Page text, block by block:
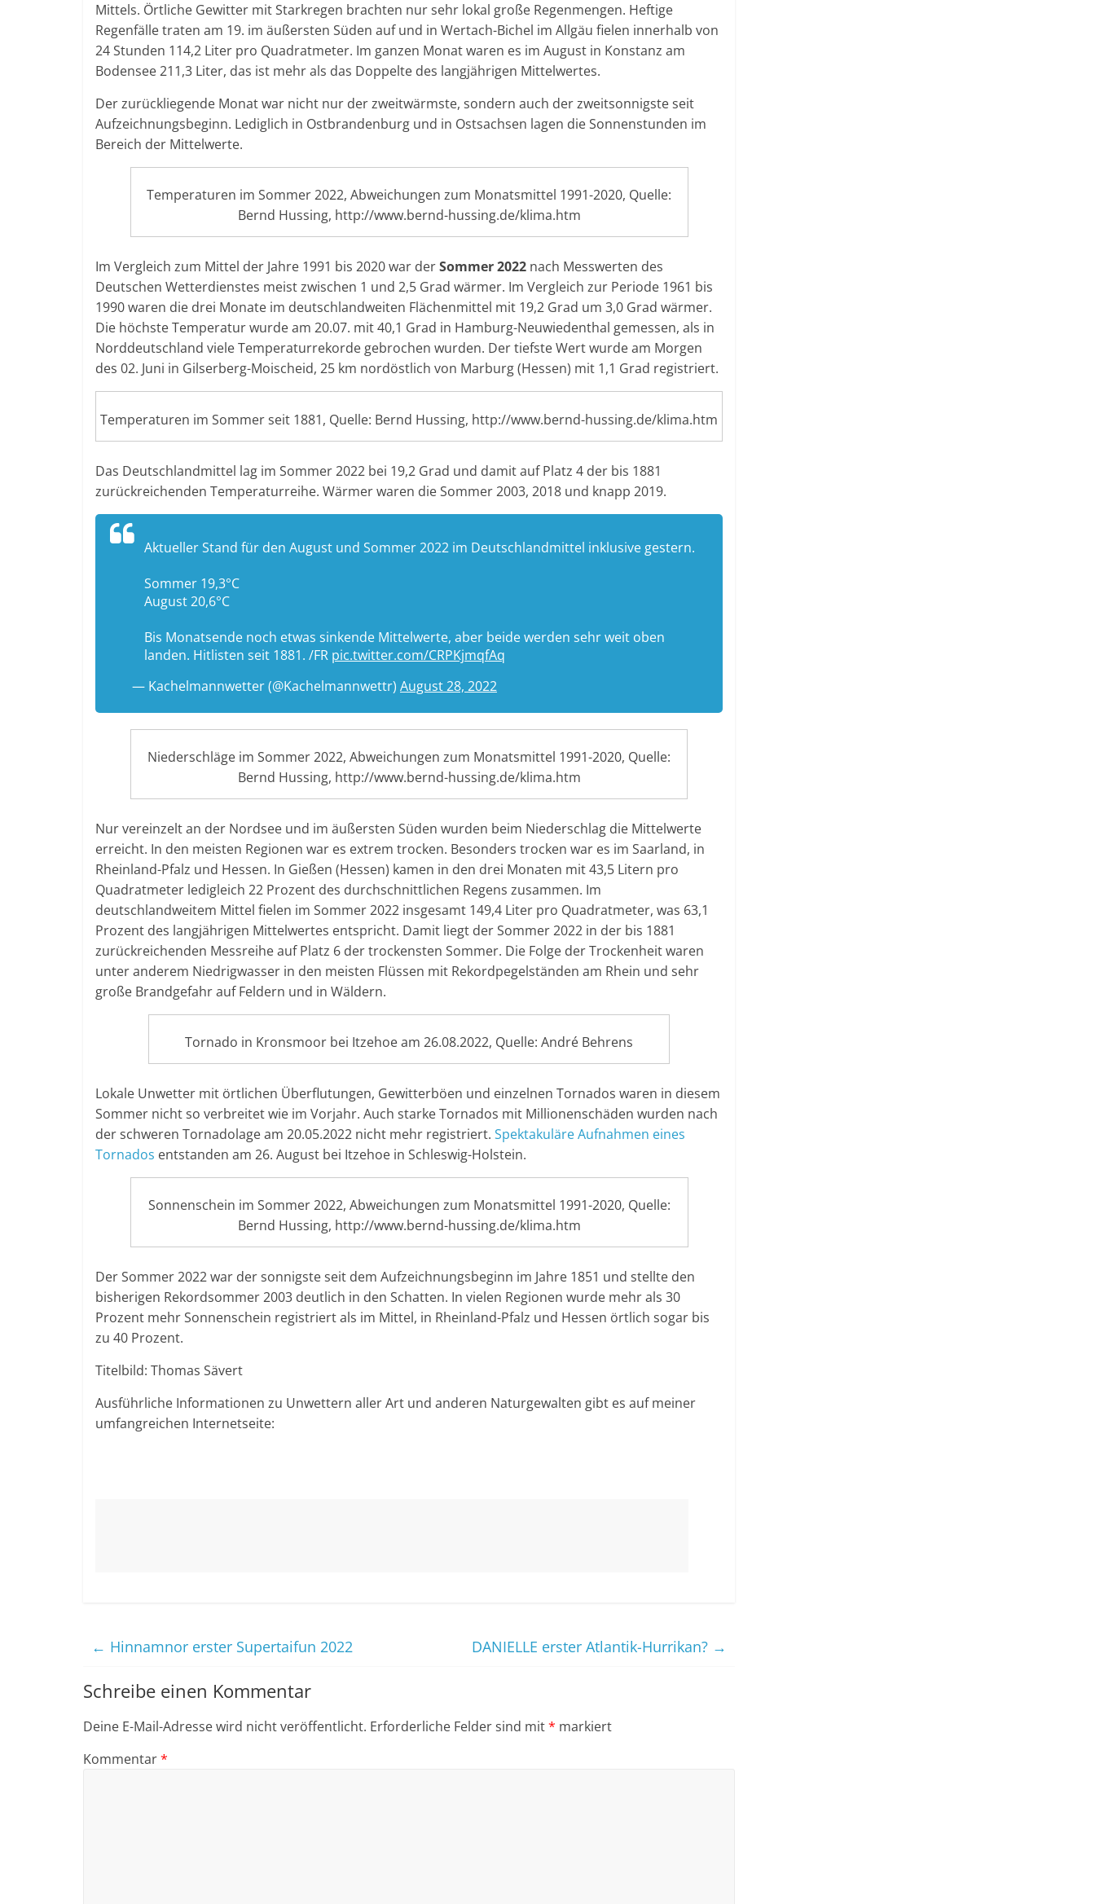
Mittels. Örtliche Gewitter mit Starkregen brachten nur sehr lokal große Regenmengen. Heftige
Regenfälle traten am 19. im äußersten Süden auf und in Wertach-Bichel im Allgäu fielen innerhalb von
24 Stunden 114,2 Liter pro Quadratmeter. Im ganzen Monat waren es im August in Konstanz am
Bodensee 211,3 Liter, das ist mehr als das Doppelte des langjährigen Mittelwertes.
Der zurückliegende Monat war nicht nur der zweitwärmste, sondern auch der zweitsonnigste seit
Aufzeichnungsbeginn. Lediglich in Ostbrandenburg und in Ostsachsen lagen die Sonnenstunden im
Bereich der Mittelwerte.
Temperaturen im Sommer 2022, Abweichungen zum Monatsmittel 1991-2020, Quelle:
Bernd Hussing, http://www.bernd-hussing.de/klima.htm
Im Vergleich zum Mittel der Jahre 1991 bis 2020 war derSommer 2022 nach Messwerten des
Deutschen Wetterdienstes meist zwischen 1 und 2,5 Grad wärmer. Im Vergleich zur Periode 1961 bis
1990 waren die drei Monate im deutschlandweiten Flächenmittel mit 19,2 Grad um 3,0 Grad wärmer.
Die höchste Temperatur wurde am 20.07. mit 40,1 Grad in Hamburg-Neuwiedenthal gemessen, als in
Norddeutschland viele Temperaturrekorde gebrochen wurden. Der tiefste Wert wurde am Morgen
des 02. Juni in Gilserberg-Moischeid, 25 km nordöstlich von Marburg (Hessen) mit 1,1 Grad registriert.
Temperaturen im Sommer seit 1881, Quelle: Bernd Hussing, http://www.bernd-hussing.de/klima.htm
Das Deutschlandmittel lag im Sommer 2022 bei 19,2 Grad und damit auf Platz 4 der bis 1881
zurückreichenden Temperaturreihe. Wärmer waren die Sommer 2003, 2018 und knapp 2019.
Aktueller Stand für den August und Sommer 2022 im Deutschlandmittel inklusive gestern.
Sommer 19,3°C
August 20,6°C
Bis Monatsende noch etwas sinkende Mittelwerte, aber beide werden sehr weit oben
landen. Hitlisten seit 1881. /FR pic.twitter.com/CRPKjmqfAq
— Kachelmannwetter (@Kachelmannwettr) August 28, 2022
Niederschläge im Sommer 2022, Abweichungen zum Monatsmittel 1991-2020, Quelle:
Bernd Hussing, http://www.bernd-hussing.de/klima.htm
Nur vereinzelt an der Nordsee und im äußersten Süden wurden beim Niederschlag die Mittelwerte
erreicht. In den meisten Regionen war es extrem trocken. Besonders trocken war es im Saarland, in
Rheinland-Pfalz und Hessen. In Gießen (Hessen) kamen in den drei Monaten mit 43,5 Litern pro
Quadratmeter ledigleich 22 Prozent des durchschnittlichen Regens zusammen. Im
deutschlandweitem Mittel fielen im Sommer 2022 insgesamt 149,4 Liter pro Quadratmeter, was 63,1
Prozent des langjährigen Mittelwertes entspricht. Damit liegt der Sommer 2022 in der bis 1881
zurückreichenden Messreihe auf Platz 6 der trockensten Sommer. Die Folge der Trockenheit waren
unter anderem Niedrigwasser in den meisten Flüssen mit Rekordpegelständen am Rhein und sehr
große Brandgefahr auf Feldern und in Wäldern.
Tornado in Kronsmoor bei Itzehoe am 26.08.2022, Quelle: André Behrens
Lokale Unwetter mit örtlichen Überflutungen, Gewitterböen und einzelnen Tornados waren in diesem
Sommer nicht so verbreitet wie im Vorjahr. Auch starke Tornados mit Millionenschäden wurden nach
der schweren Tornadolage am 20.05.2022 nicht mehr registriert. Spektakuläre Aufnahmen eines
Tornados entstanden am 26. August bei Itzehoe in Schleswig-Holstein.
Sonnenschein im Sommer 2022, Abweichungen zum Monatsmittel 1991-2020, Quelle:
Bernd Hussing, http://www.bernd-hussing.de/klima.htm
Der Sommer 2022 war der sonnigste seit dem Aufzeichnungsbeginn im Jahre 1851 und stellte den
bisherigen Rekordsommer 2003 deutlich in den Schatten. In vielen Regionen wurde mehr als 30
Prozent mehr Sonnenschein registriert als im Mittel, in Rheinland-Pfalz und Hessen örtlich sogar bis
zu 40 Prozent.
Titelbild: Thomas Sävert
Ausführliche Informationen zu Unwettern aller Art und anderen Naturgewalten gibt es auf meiner
umfangreichen Internetseite:
← Hinnamnor erster Supertaifun 2022 DANIELLE erster Atlantik-Hurrikan? →
Schreibe einen Kommentar
Deine E-Mail-Adresse wird nicht veröffentlicht. Erforderliche Felder sind mit* markiert
Kommentar*